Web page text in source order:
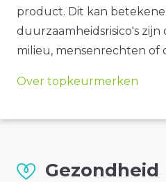
product. Dit kan
duurzaamheidsrisico's
milieu, mensenrechten of
Over topkeurmerken
Gezondheid